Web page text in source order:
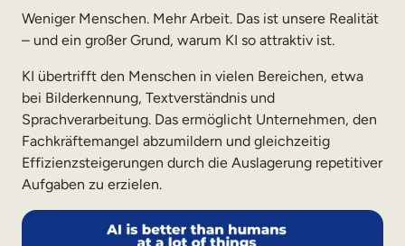
Weniger Menschen. Mehr Arbeit. Das ist unsere Realität
– und ein großer Grund, warum KI so attraktiv ist.
KI übertrifft den Menschen in vielen Bereichen, etwa
bei Bilderkennung, Textverständnis und
Sprachverarbeitung. Das ermöglicht Unternehmen, den
Fachkräftemangel abzumildern und gleichzeitig
Effizienzsteigerungen durch die Auslagerung repetitiver
Aufgaben zu erzielen.